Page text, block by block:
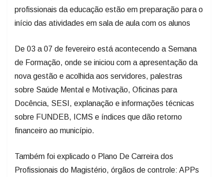
profissionais da educação estão em preparação para o
início das atividades em sala de aula com os alunos
De 03 a 07 de fevereiro está acontecendo a Semana
de Formação, onde se iniciou com a apresentação da
nova gestão e acolhida aos servidores, palestras
sobre Saúde Mental e Motivação, Oficinas para
Docência, SESI, explanação e informações técnicas
sobre FUNDEB, ICMS e índices que dão retorno
financeiro ao município.
Também foi explicado o Plano De Carreira dos
Profissionais do Magistério, órgãos de controle: APPs